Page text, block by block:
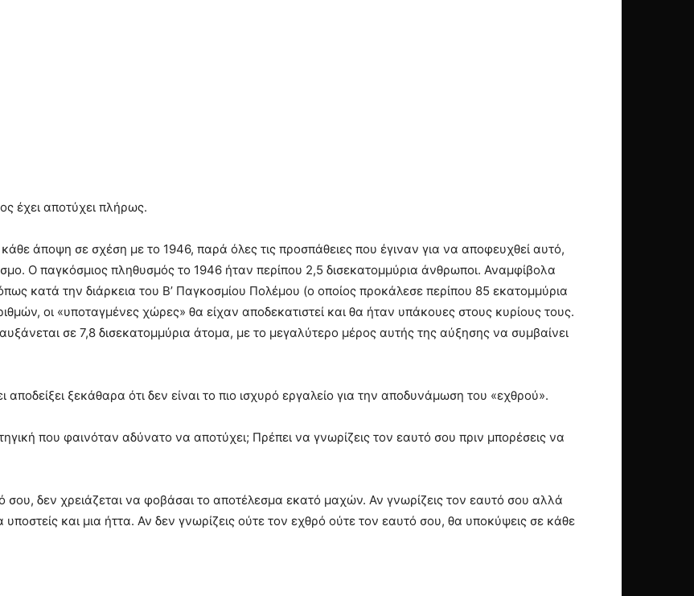
έχει αποτύχει πλήρως.
άποψη σε σχέση με το 1946, παρά όλες τις προσπάθειες που έγιναν για να αποφευχθεί αυτό,
Ο παγκόσμιος πληθυσμός το 1946 ήταν περίπου 2,5 δισεκατομμύρια άνθρωποι. Αναμφίβολα
κατά την διάρκεια του Β’ Παγκοσμίου Πολέμου (ο οποίος προκάλεσε περίπου 85 εκατομμύρια
οι «υποταγμένες χώρες» θα είχαν αποδεκατιστεί και θα ήταν υπάκουες στους κυρίους τους.
σε 7,8 δισεκατομμύρια άτομα, με το μεγαλύτερο μέρος αυτής της αύξησης να συμβαίνει
ξεκάθαρα ότι δεν είναι το πιο ισχυρό εργαλείο για την αποδυνάμωση του «εχθρού».
που φαινόταν αδύνατο να αποτύχει; Πρέπει να γνωρίζεις τον εαυτό σου πριν μπορέσεις να
σου, δεν χρειάζεται να φοβάσαι το αποτέλεσμα εκατό μαχών. Αν γνωρίζεις τον εαυτό σου αλλά
υποστείς και μια ήττα. Αν δεν γνωρίζεις ούτε τον εχθρό ούτε τον εαυτό σου, θα υποκύψεις σε κάθε